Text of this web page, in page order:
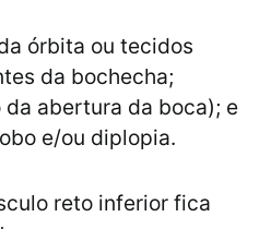
órbita ou tecidos
da bochecha;
abertura da boca); e
e/ou diplopia.
reto inferior fica